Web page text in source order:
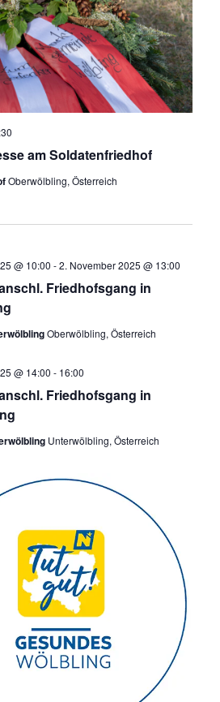
am Soldatenfriedhof
Oberwölbling, Österreich
Friedhofsgang in
@ 10:00 -2. November 2025 @ 13:00
Oberwölbling, Österreich
Friedhofsgang in
@ 14:00 - 16:00
Unterwölbling, Österreich